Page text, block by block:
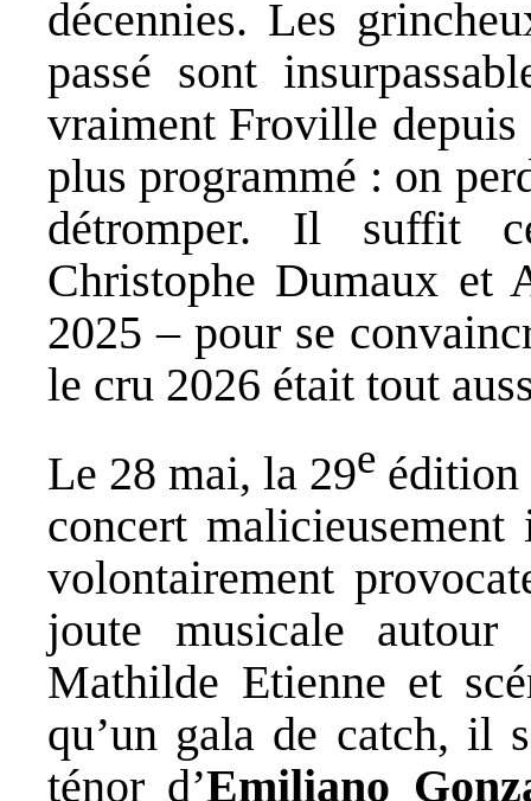
décennies. Les
passé sont
vraiment Froville depuis
plus programmé : on
détromper. Il suffit
Christophe Dumaux et
2025 – pour se
le cru 2026 était tout
Le 28 mai, la 29e édition
concert
volontairement
joute musicale
Mathilde Etienne et
qu’un gala de catch, il
ténor d’Emiliano